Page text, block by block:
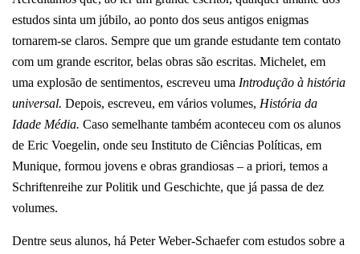
estudos sinta um júbilo, ao ponto dos seus antigos enigmas
tornarem-se claros. Sempre que um grande estudante tem contato
com um grande escritor, belas obras são escritas. Michelet, em
uma explosão de sentimentos, escreveu uma Introdução à história
universal. Depois, escreveu, em vários volumes, História da
Idade Média. Caso semelhante também aconteceu com os alunos
de Eric Voegelin, onde seu Instituto de Ciências Políticas, em
Munique, formou jovens e obras grandiosas – a priori, temos a
Schriftenreihe zur Politik und Geschichte, que já passa de dez
volumes.
Dentre seus alunos, há Peter Weber-Schaefer com estudos sobre a